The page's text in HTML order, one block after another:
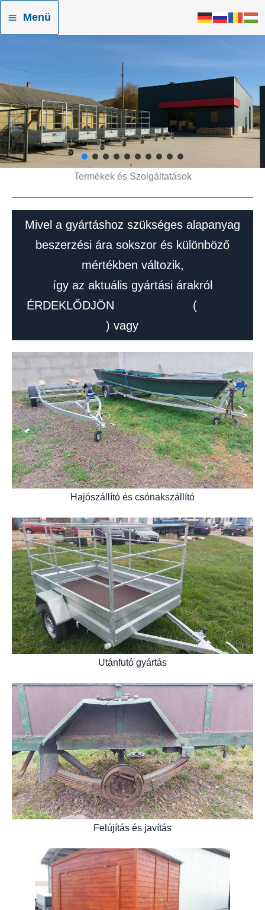
Menü
Termékek és Szolgáltatások
Mivel a gyártáshoz szükséges alapanyag
beszerzési ára sokszor és különböző
mértékben változik,
így az aktuális gyártási árakról
ÉRDEKLŐDJÖN
(
) vagy
Hajószállító és csónakszállító
Utánfutó gyártás
Felújítás és javítás